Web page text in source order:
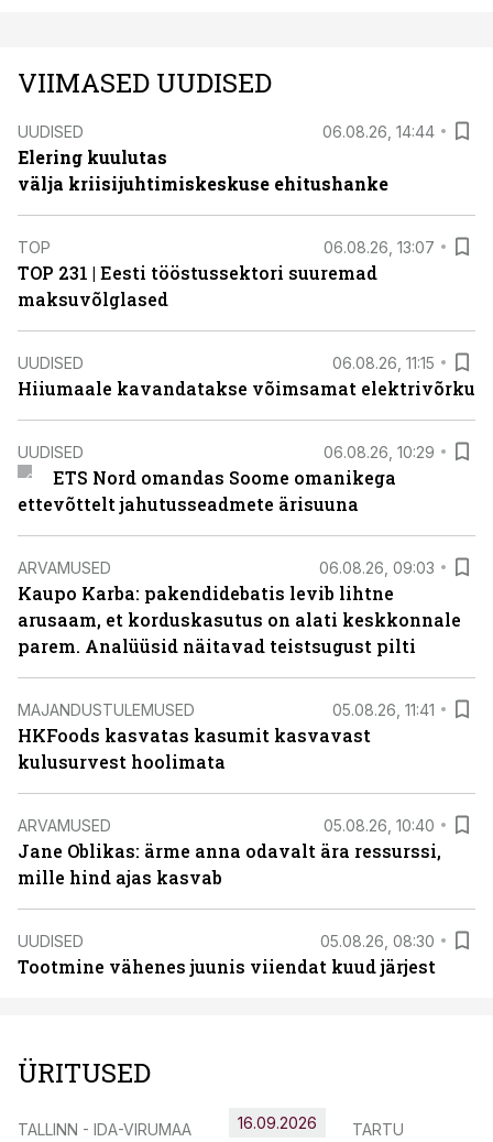
VIIMASED UUDISED
UUDISED 06.08.26, 14:44
Elering kuulutas
välja kriisijuhtimiskeskuse ehitushanke
TOP 06.08.26, 13:07
TOP 231 | Eesti tööstussektori suuremad
maksuvõlglased
UUDISED 06.08.26, 11:15
Hiiumaale kavandatakse võimsamat elektrivõrku
UUDISED 06.08.26, 10:29
ETS Nord omandas Soome omanikega
ettevõttelt jahutusseadmete ärisuuna
ARVAMUSED 06.08.26, 09:03
Kaupo Karba: pakendidebatis levib lihtne
arusaam, et korduskasutus on alati keskkonnale
parem. Analüüsid näitavad teistsugust pilti
MAJANDUSTULEMUSED 05.08.26, 11:41
HKFoods kasvatas kasumit kasvavast
kulusurvest hoolimata
ARVAMUSED 05.08.26, 10:40
Jane Oblikas: ärme anna odavalt ära ressurssi,
mille hind ajas kasvab
UUDISED 05.08.26, 08:30
Tootmine vähenes juunis viiendat kuud järjest
ÜRITUSED
TALLINN - IDA-VIRUMAA 16.09.2026 TARTU